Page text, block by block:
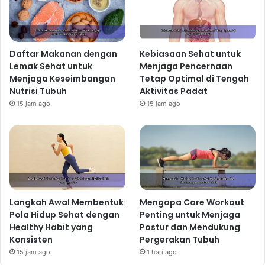
Minum air putih yang cukup sangat penting untuk
menjaga kesehatan tubuh. Air membantu proses
metabolisme, mengangkut nutrisi, dan membuang
racun dari tubuh. Targetkan minum setidaknya 8 gelas
air per hari, sesuaikan dengan aktivitas dan kondisi
tubuh.
Aktivitas Fisik yang
Menyenangkan
Olahraga teratur sangat penting untuk kesehatan fisik
dan mental. Namun, tidak perlu memaksakan diri
untuk melakukan olahraga berat jika Anda tidak
terbiasa. Mulailah dengan aktivitas fisik yang ringan
dan menyenangkan, seperti berjalan kaki, bersepeda,
berenang, atau yoga.
Temukan Aktivitas yang Anda
Sukai
Daftar Makanan dengan
Lemak Sehat untuk
Menjaga Keseimbangan
Nutrisi Tubuh
15 jam ago
Kebiasaan Sehat untuk
Menjaga Pencernaan
Tetap Optimal di Tengah
Aktivitas Padat
15 jam ago
Langkah Awal Membentuk
Pola Hidup Sehat dengan
Healthy Habit yang
Konsisten
15 jam ago
Mengapa Core Workout
Penting untuk Menjaga
Postur dan Mendukung
Pergerakan Tubuh
1 hari ago